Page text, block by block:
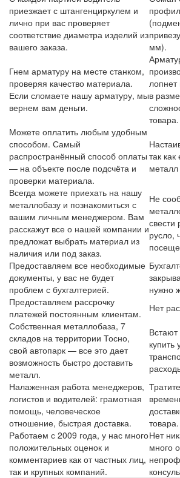
приезжает с штангенциркулем и
лично при вас проверяет
соответствие диаметра изделий из
вашего заказа.
мм).
Гнем арматуру на месте станком,
проверяя качество материала.
Если сломаете нашу арматуру, мы
вернем вам деньги.
лопнет
в
товара.
Можете оплатить любым удобным
способом. Самый
распространённый способ оплаты
— на объекте после подсчёта и
проверки материала.
так
металл
Всегда можете приехать на нашу
металлобазу и познакомиться с
вашим личным менеджером. Вам
расскажут все о нашей компании и
предложат выбрать материал из
наличия или под заказ.
Не
свести
русло,
Предоставляем все необходимые
документы, у вас не будет
проблем с бухгалтерией.
нужно
Предоставляем рассрочку
платежей постоянным клиентам.
Нет
Собственная металлобаза, 7
складов на территории Тосно,
свой автопарк — все это дает
возможность быстро доставить
металл.
купить
Налаженная работа менеджеров,
логистов и водителей: грамотная
помощь, человеческое
отношение, быстрая доставка.
товара.
Работаем с 2009 года, у нас много
положительных оценок и
комментариев как от частных лиц,
так и крупных компаний.
Нет
много